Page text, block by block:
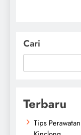
Cari
Terbaru
Tips